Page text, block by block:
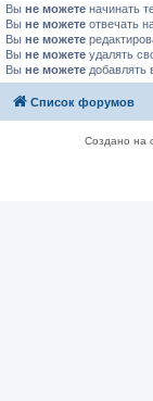
Вы не можете начинать
Вы не можете отвечать
Вы не можете
Вы не можете удалять
Вы не можете добавлять
Список форумов
Создано на